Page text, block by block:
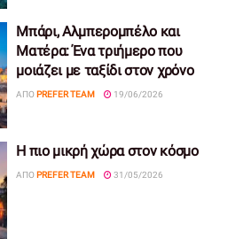
Μπάρι, Αλμπερομπέλο και
Ματέρα: Ένα τριήμερο που
μοιάζει με ταξίδι στον χρόνο
ΑΠΌ PREFER TEAM 19/06/2026
Η πιο μικρή χώρα στον κόσμο
ΑΠΌ PREFER TEAM 31/05/2026